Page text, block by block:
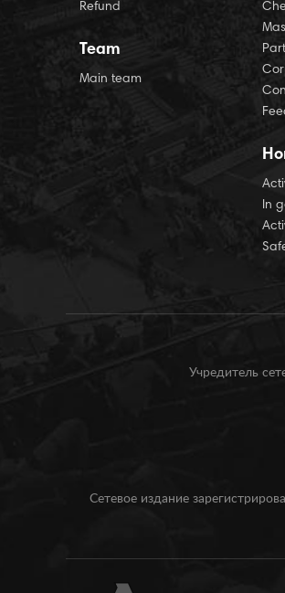
Refund
Team
Main team
In
Учредитель
Сетевое издание